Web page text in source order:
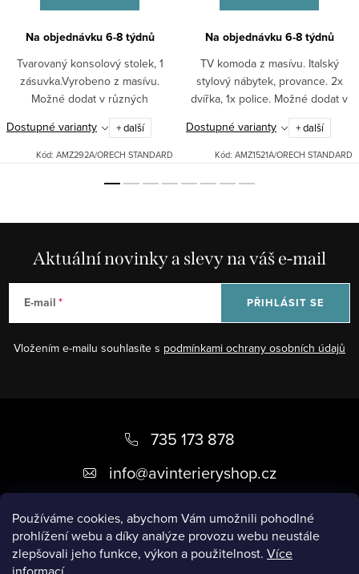
Používáme cookies, abychom Vám umožnili pohodlné
prohlížení webu a díky analýze provozu webu neustále
zlepšovali jeho funkce, výkon a použitelnost. Více
Na objednávku 6-8 týdnů
Tvarovaný konsolový stolek, 1
zásuvka.Vyrobeno z masívu.
Možné dodat v různých
odstínech: bílá patina, černá
patina, ořech.Pro jiná barevná
provedení nás neváhejte...
Dostupné varianty + další
Kód: AMZ292A/ORECH STANDARD
Na objednávku 6-8 týdnů
TV komoda z masívu. Italský
stylový nábytek, provance. 2x
dvířka, 1x police. Možné dodat v
různých odstínech: bílá patina,
černá patina, ořech.Pro jiná
barevná provedení nás...
Dostupné varianty + další
Kód: AMZ1521A/ORECH STANDARD
Aktuální novinky a slevy na váš e-mail
E-mail
Vložením e-mailu souhlasíte s podmínkami ochrany osobních údajů
PŘIHLÁSIT SE
a
735 173 878
info@avinterieryshop.cz